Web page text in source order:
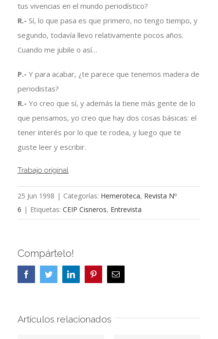
tus vivencias en el mundo periodístico?
R.- Sí, lo que pasa es que primero, no tengo tiempo, y
segundo, todavía llevo relativamente pocos años.
Cuando me jubile o así…
P.- Y para acabar, ¿te parece que tenemos madera de
periodistas?
R.- Yo creo que sí, y además la tiene más gente de lo
que pensamos, yo creo que hay dos cosas básicas: el
tener interés por lo que te rodea, y luego que te
guste leer y escribir.
Trabajo original
25 Jun 1998 | Categorías: Hemeroteca, Revista Nº
6 | Etiquetas: CEIP Cisneros, Entrevista
Compártelo!
FacebookTwitterLinkedInPinterestCorreo
electrónico
Artículos relacionados